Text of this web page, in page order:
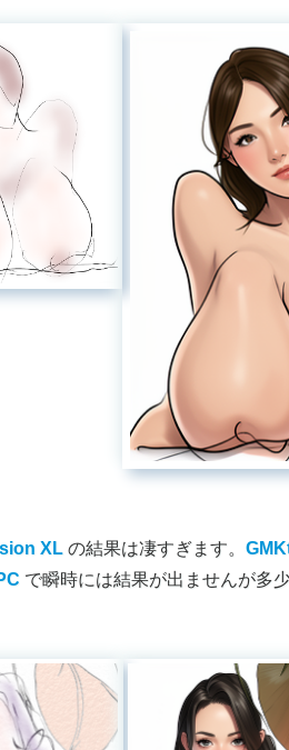
XL の結果は凄すぎます。
で瞬時には結果が出ませんが多